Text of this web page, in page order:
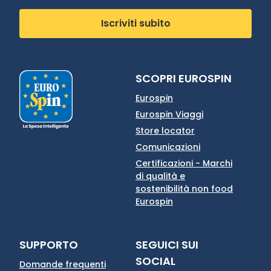
Iscriviti subito
SCOPRI EUROSPIN
Eurospin
Eurospin Viaggi
Store locator
Comunicazioni
Certificazioni - Marchi
di qualità e
sostenibilità non food
Eurospin
SUPPORTO
Domande frequenti
SEGUICI SUI
SOCIAL